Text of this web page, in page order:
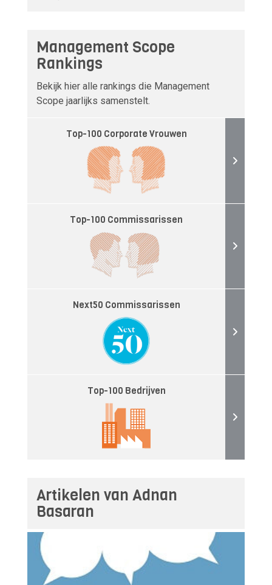
Management Scope
Rankings
Bekijk hier alle rankings die Management
Scope jaarlijks samenstelt.
Top-100 Corporate Vrouwen
Top-100 Commissarissen
Next50 Commissarissen
Top-100 Bedrijven
Artikelen van Adnan
Basaran